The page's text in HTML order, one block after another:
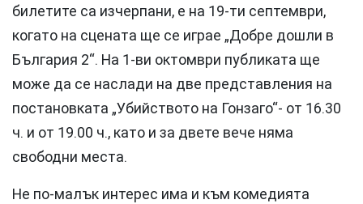
билетите са изчерпани, е на 19-ти септември,
когато на сцената ще се играе „Добре дошли в
България 2“. На 1-ви октомври публиката ще
може да се наслади на две представления на
постановката „Убийството на Гонзаго“- от 16.30
ч. и от 19.00 ч., като и за двете вече няма
свободни места.
Не по-малък интерес има и към комедията